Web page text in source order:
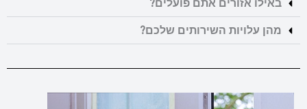
באילו אזורים אתם פועלים?
מהן עלויות השירותים שלכם?